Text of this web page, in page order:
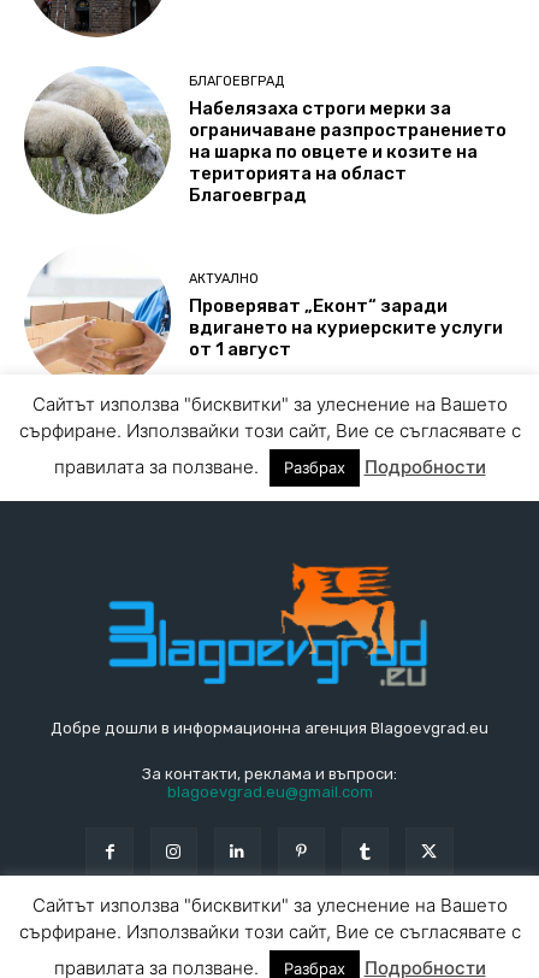
Добре дошли в информационна агенция Blagoevgrad.eu
За контакти, реклама и въпроси:
blagoevgrad.eu@gmail.com
Общи условия